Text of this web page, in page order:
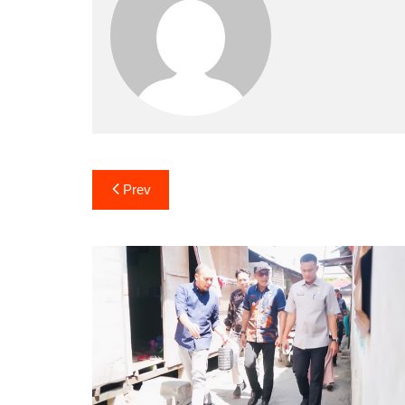
Navigasi
pos
Prev